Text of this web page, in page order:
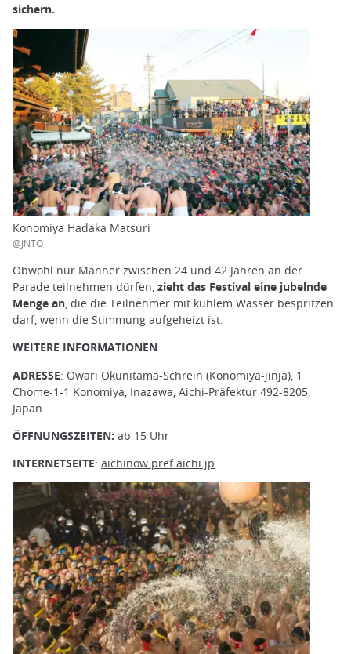
sichern.
Konomiya Hadaka Matsuri
@JNTO
Obwohl nur Männer zwischen 24 und 42 Jahren an der
Parade teilnehmen dürfen, zieht das Festival eine jubelnde
Menge an, die die Teilnehmer mit kühlem Wasser bespritzen
darf, wenn die Stimmung aufgeheizt ist.
WEITERE INFORMATIONEN
ADRESSE: Owari Okunitama-Schrein (Konomiya-jinja), 1
Chome-1-1 Konomiya, Inazawa, Aichi-Präfektur 492-8205,
Japan
ÖFFNUNGSZEITEN: ab 15 Uhr
INTERNETSEITE: aichinow.pref.aichi.jp